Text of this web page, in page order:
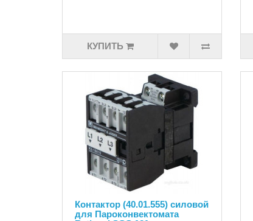
КУПИТЬ
Контактор (40.01.555) силовой
для Пароконвектомата